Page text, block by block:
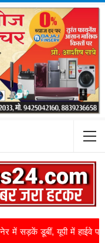
यूपी में हाईवे पर आया गंग...